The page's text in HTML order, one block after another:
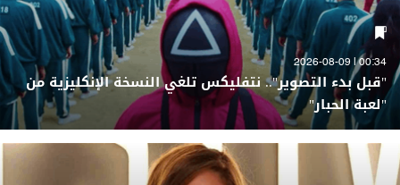
00:34 | 2026-08-09
"قبل بدء التصوير".. نتفليكس تلغي النسخة الإنكليزية من
"لعبة الحبار"